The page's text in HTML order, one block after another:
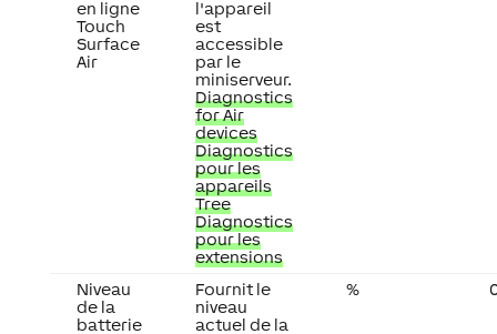
en ligne
Touch
Surface
Air
l'appareil
est
accessible
par le
miniserveur.
Diagnostics
for Air
devices
Diagnostics
pour les
appareils
Tree
Diagnostics
pour les
extensions
Niveau
de la
batterie
Fournit le
niveau
actuel de la
%